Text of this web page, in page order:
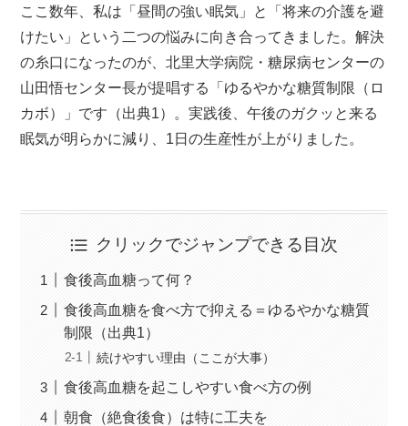
ここ数年、私は「昼間の強い眠気」と「将来の介護を避
けたい」という二つの悩みに向き合ってきました。解決
の糸口になったのが、北里大学病院・糖尿病センターの
山田悟センター長が提唱する「ゆるやかな糖質制限（ロ
カボ）」です（出典1）。実践後、午後のガクッと来る
眠気が明らかに減り、1日の生産性が上がりました。
クリックでジャンプできる目次
食後高血糖って何？
食後高血糖を食べ方で抑える＝ゆるやかな糖質
制限（出典1）
続けやすい理由（ここが大事）
食後高血糖を起こしやすい食べ方の例
朝食（絶食後食）は特に工夫を